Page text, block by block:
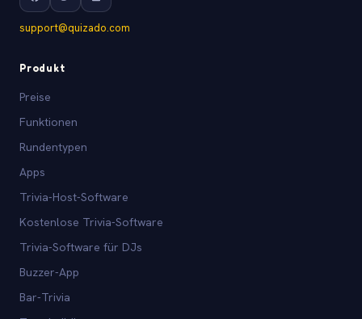
support@quizado.com
Produkt
Preise
Funktionen
Rundentypen
Apps
Trivia-Host-Software
Kostenlose Trivia-Software
Trivia-Software für DJs
Buzzer-App
Bar-Trivia